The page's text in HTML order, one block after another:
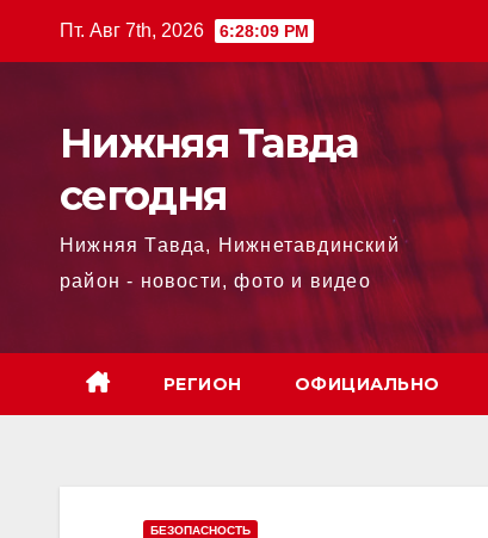
Пт. Авг 7th, 2026 6:28:10 PM
Нижняя Тавда
сегодня
Нижняя Тавда, Нижнетавдинский
район - новости, фото и видео
РЕГИОН ОФИЦИАЛЬНО
БЕЗОПАСНОСТЬ